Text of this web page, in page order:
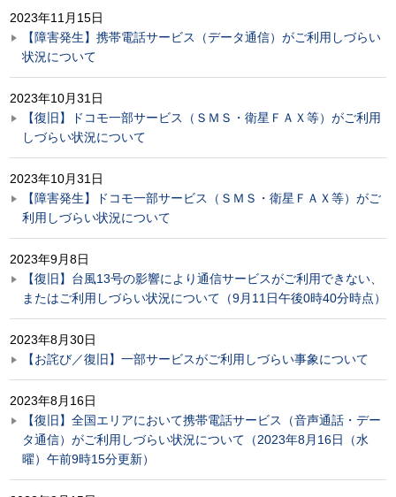
2023年11月15日
【障害発生】携帯電話サービス（データ通信）がご利用しづらい
状況について
2023年10月31日
【復旧】ドコモ一部サービス（ＳＭＳ・衛星ＦＡＸ等）がご利用
しづらい状況について
2023年10月31日
【障害発生】ドコモ一部サービス（ＳＭＳ・衛星ＦＡＸ等）がご
利用しづらい状況について
2023年9月8日
【復旧】台風13号の影響により通信サービスがご利用できない、
またはご利用しづらい状況について（9月11日午後0時40分時点）
2023年8月30日
【お詫び／復旧】一部サービスがご利用しづらい事象について
2023年8月16日
【復旧】全国エリアにおいて携帯電話サービス（音声通話・デー
タ通信）がご利用しづらい状況について（2023年8月16日（水
曜）午前9時15分更新）